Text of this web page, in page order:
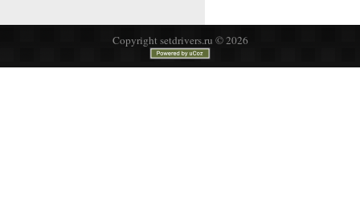
Copyright setdrivers.ru © 2026